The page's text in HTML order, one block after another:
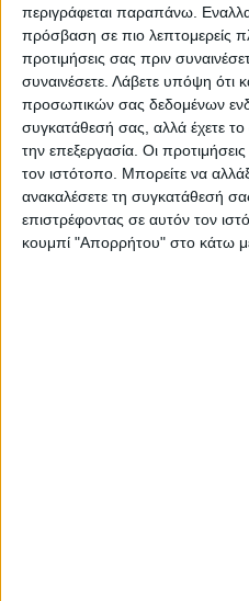
περιγράφεται παραπάνω.
πρόσβαση σε πιο λεπτομερείς
προτιμήσεις σας πριν
συναινέσετε. Λάβετε υπόψη ότι
προσωπικών σας δεδομένων
συγκατάθεσή σας, αλλά έχετε το
την επεξεργασία. Οι
τον ιστότοπο. Μπορείτε να
ανακαλέσετε τη συγκατάθεσή
επιστρέφοντας σε αυτόν τον
κουμπί "Απορρήτου" στο κάτω